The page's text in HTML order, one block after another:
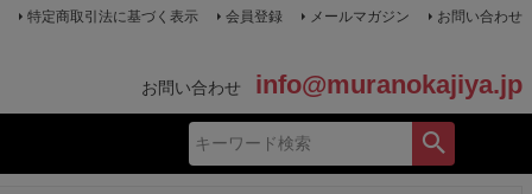
特定商取引法に基づく表示 会員登録 メールマガジン お問い合わせ
お問い合わせ info@muranokajiya.jp